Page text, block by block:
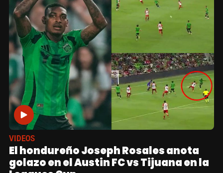
VIDEOS
El hondureño Joseph Rosales anota
golazo en el Austin FC vs Tijuana en la